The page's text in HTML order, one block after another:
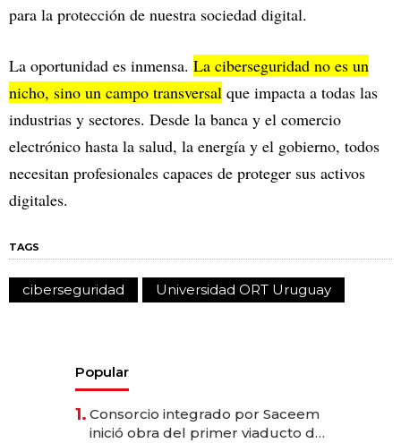
para la protección de nuestra sociedad digital.
La oportunidad es inmensa. La ciberseguridad no es un
nicho, sino un campo transversal que impacta a todas las
industrias y sectores. Desde la banca y el comercio
electrónico hasta la salud, la energía y el gobierno, todos
necesitan profesionales capaces de proteger sus activos
digitales.
TAGS
ciberseguridad Universidad ORT Uruguay
Popular
1. Consorcio integrado por Saceem
inició obra del primer viaducto de